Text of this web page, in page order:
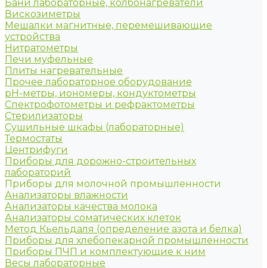
Бани лабораторные, колбонагреватели
Вискозиметры
Мешалки магнитные, перемешивающие
устройства
Нитратометры
Печи муфельные
Плиты нагревательные
Прочее лабораторное оборудование
рН-метры, иономеры, кондуктометры
Спектрофотометры и рефрактометры
Стерилизаторы
Сушильные шкафы (лабораторные)
Термостаты
Центрифуги
Приборы для дорожно-строительных
лабораторий
Приборы для молочной промышленности
Анализаторы влажности
Анализаторы качества молока
Анализаторы соматических клеток
Метод Кьельдаля (определение азота и белка)
Приборы для хлебопекарной промышленности
Приборы ПЧП и комплектующие к ним
Весы лабораторные